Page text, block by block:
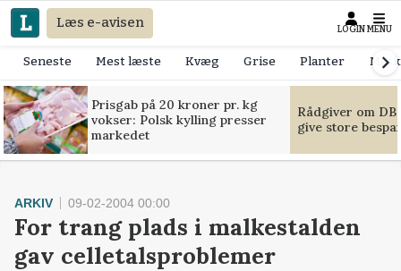
Læs e-avisen LOGIN MENU
Seneste Mest læste Kvæg Grise Planter
Prisgab på 20 kroner pr. kg
vokser: Polsk kylling presser
markedet
Rådgiver om
give store
ARKIV 09-02-2004 00:00
For trang plads i malkestalden
gav celletalsproblemer